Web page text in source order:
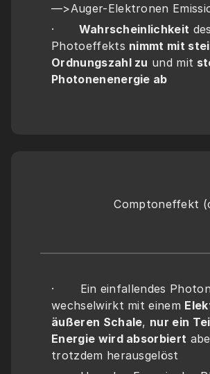
—>Auger-Elektronen
·
Wahrscheinlichkeit des
Photoeffekts nimmt mit
Ordnungszahl zu und mit
Photonenenergie ab
Comptoneffekt
·       Ein einfallendes Photon
wechselwirkt mit einem
äußeren Schale, nur ein
Energie wird absorbiert
trotzdem herausgelöst